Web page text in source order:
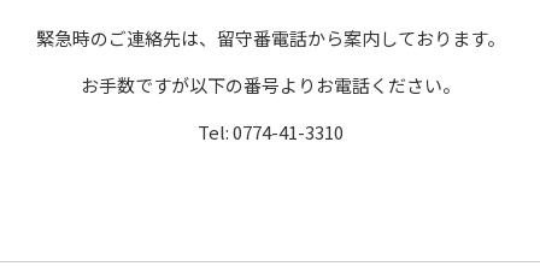
緊急時のご連絡先は、留守番電話から案内しております。
お手数ですが以下の番号よりお電話ください。
Tel: 0774-41-3310